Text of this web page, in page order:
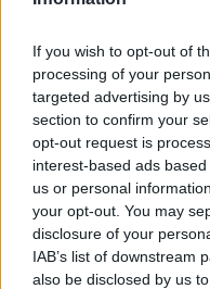
If you wish to opt-out of
processing of your
targeted advertising by
section to confirm your
opt-out request is
interest-based ads
us or personal
your opt-out. You may
disclosure of your
IAB’s list of downstream
also be disclosed by us